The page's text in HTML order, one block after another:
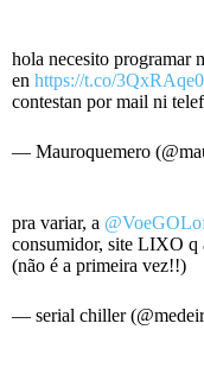
hola necesito programar
en https://t.co/
contestan por mail ni
— Mauroquemero
pra variar, a
consumidor, site LIXO q
(não é a primeira vez!!)
— serial chiller